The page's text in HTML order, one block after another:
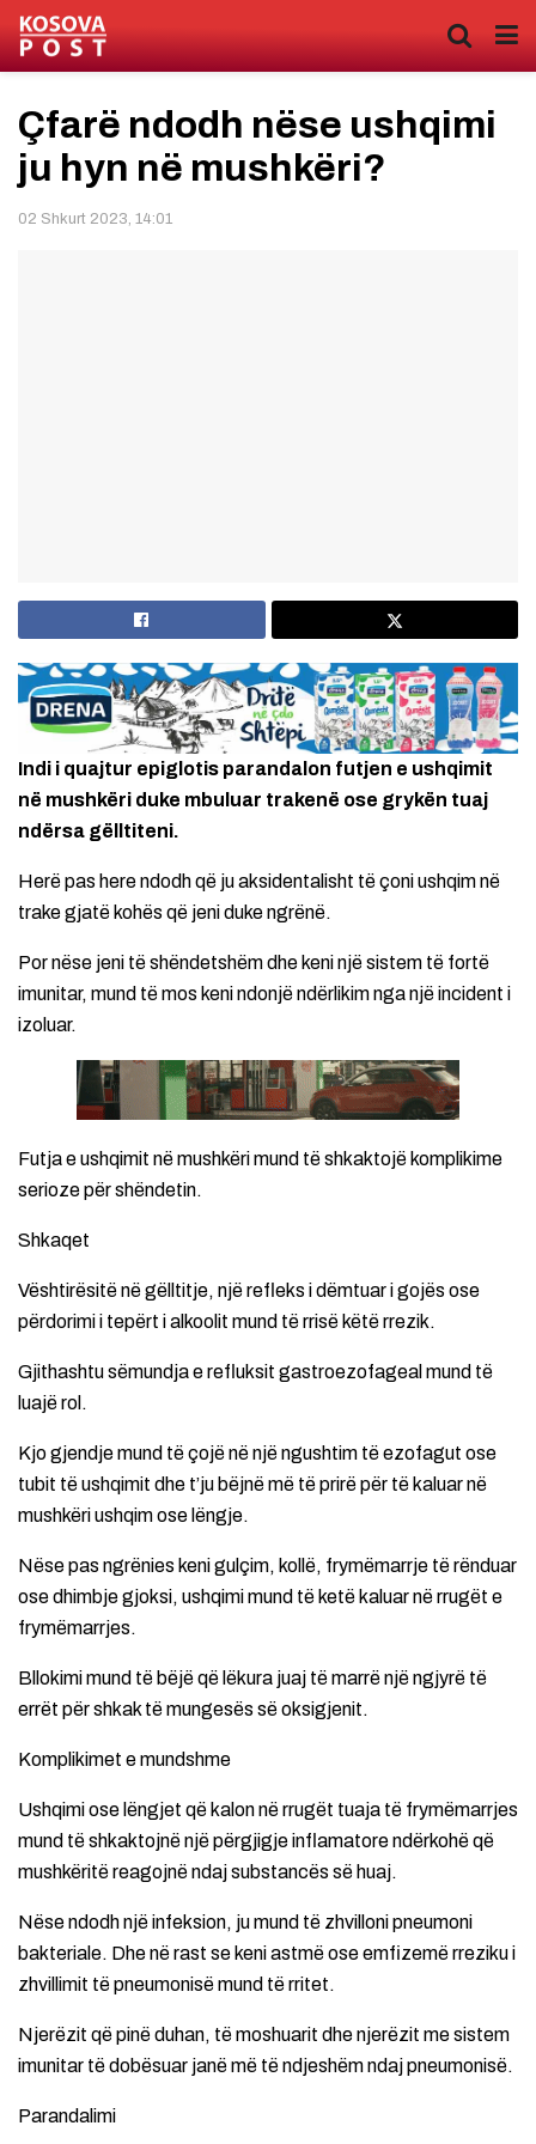
Çfarë ndodh nëse ushqimi
ju hyn në mushkëri?
02 Shkurt 2023, 14:01
Indi i quajtur epiglotis parandalon futjen e ushqimit
në mushkëri duke mbuluar trakenë ose grykën tuaj
ndërsa gëlltiteni.
Herë pas here ndodh që ju aksidentalisht të çoni ushqim në
trake gjatë kohës që jeni duke ngrënë.
Por nëse jeni të shëndetshëm dhe keni një sistem të fortë
imunitar, mund të mos keni ndonjë ndërlikim nga një incident i
izoluar.
Futja e ushqimit në mushkëri mund të shkaktojë komplikime
serioze për shëndetin.
Shkaqet
Vështirësitë në gëlltitje, një refleks i dëmtuar i gojës ose
përdorimi i tepërt i alkoolit mund të rrisë këtë rrezik.
Gjithashtu sëmundja e refluksit gastroezofageal mund të
luajë rol.
Kjo gjendje mund të çojë në një ngushtim të ezofagut ose
tubit të ushqimit dhe t’ju bëjnë më të prirë për të kaluar në
mushkëri ushqim ose lëngje.
Nëse pas ngrënies keni gulçim, kollë, frymëmarrje të rënduar
ose dhimbje gjoksi, ushqimi mund të ketë kaluar në rrugët e
frymëmarrjes.
Bllokimi mund të bëjë që lëkura juaj të marrë një ngjyrë të
errët për shkak të mungesës së oksigjenit.
Komplikimet e mundshme
Ushqimi ose lëngjet që kalon në rrugët tuaja të frymëmarrjes
mund të shkaktojnë një përgjigje inflamatore ndërkohë që
mushkëritë reagojnë ndaj substancës së huaj.
Nëse ndodh një infeksion, ju mund të zhvilloni pneumoni
bakteriale. Dhe në rast se keni astmë ose emfizemë rreziku i
zhvillimit të pneumonisë mund të rritet.
Njerëzit që pinë duhan, të moshuarit dhe njerëzit me sistem
imunitar të dobësuar janë më të ndjeshëm ndaj pneumonisë.
Parandalimi